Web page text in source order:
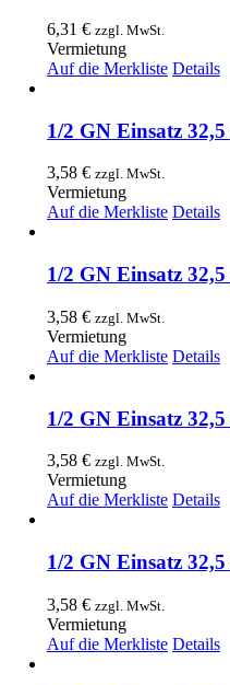
6,31 € zzgl. MwSt.
Vermietung
Auf die Merkliste Details
1/2 GN Einsatz
3,58 € zzgl. MwSt.
Vermietung
Auf die Merkliste Details
1/2 GN Einsatz
3,58 € zzgl. MwSt.
Vermietung
Auf die Merkliste Details
1/2 GN Einsatz
3,58 € zzgl. MwSt.
Vermietung
Auf die Merkliste Details
1/2 GN Einsatz
3,58 € zzgl. MwSt.
Vermietung
Auf die Merkliste Details